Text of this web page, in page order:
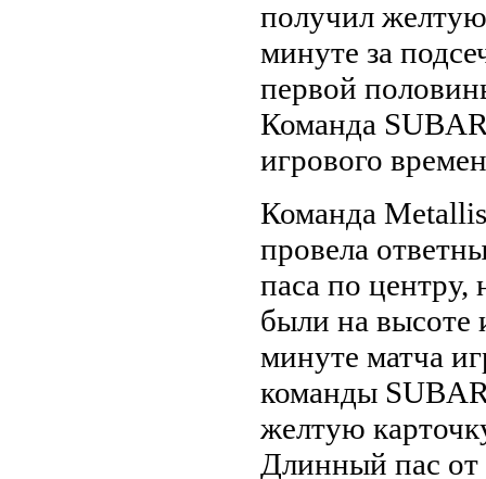
получил
минуте за
первой
Команда
игрового
Команда
провела
паса по центру,
были на
минуте матча
команды
желтую
Длинный пас от